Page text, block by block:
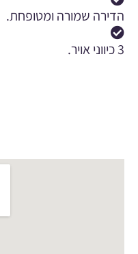
הדירה שמורה ומטופחת.
3 כיווני אויר.